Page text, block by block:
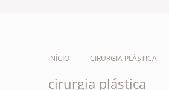
INÍCIO CIRURGIA PLÁSTICA
cirurgia plástica